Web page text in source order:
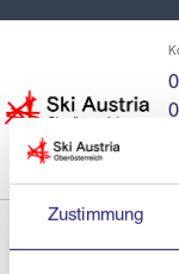
Zustimmung